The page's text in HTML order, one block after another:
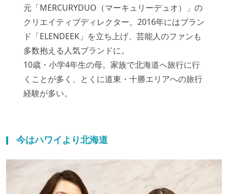
元「MERCURYDUO（マーキュリーデュオ）」の
クリエイティブディレクター。2016年にはブラン
ド「ELENDEEK」を立ち上げ、芸能人のファンも
多数抱える人気ブランドに。
10歳・小学4年生の母。家族で北海道へ旅行に行
くことが多く、とくに道東・十勝エリアへの旅行
経験が多い。
今はハワイより北海道